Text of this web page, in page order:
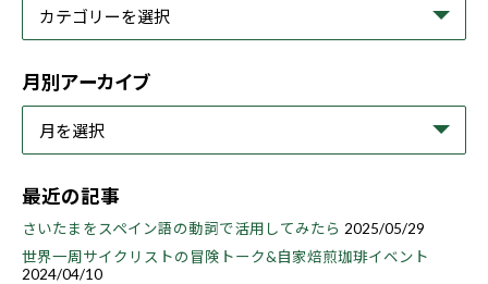
月別アーカイブ
最近の記事
さいたまをスペイン語の動詞で活用してみたら 2025/05/29
世界一周サイクリストの冒険トーク&自家焙煎珈琲イベント
2024/04/10